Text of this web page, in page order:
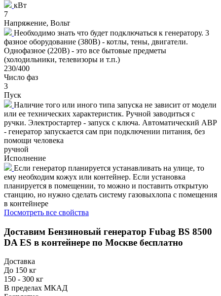
кВт
7
Напряжение, Вольт
Необходимо знать что будет подключаться к генератору. 3
фазное оборудование (380В) - котлы, тены, двигатели.
Однофазное (220В) - это все бытовые предметы
(холодильники, телевизоры и т.п.)
230/400
Число фаз
3
Пуск
Наличие того или иного типа запуска не зависит от модели
или ее технических характеристик. Ручной заводиться с
ручки. Электростартер - запуск с ключа. Автоматический АВР
- генератор запускается сам при подключении питания, без
помощи человека
ручной
Исполнение
Если генератор планируется устанавливать на улице, то
ему необходим кожух или контейнер. Если установка
планируется в помещении, то можно и поставить открытую
станцию, но нужно сделать систему газовыхлопа с помещения
в контейнере
Посмотреть все свойства
Доставим Бензиновый генератор Fubag BS 8500
DA ES в контейнере по Москве бесплатно
Доставка
До 150 кг
150 - 300 кг
В пределах МКАД